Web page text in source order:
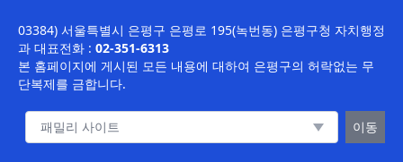
03384) 서울특별시 은평구 은평로 195(녹번동) 은평구청 자치행정
과 대표전화 : 02-351-6313
본 홈페이지에 게시된 모든 내용에 대하여 은평구의 허락없는 무
단복제를 금합니다.
패밀리 사이트 이동 이동